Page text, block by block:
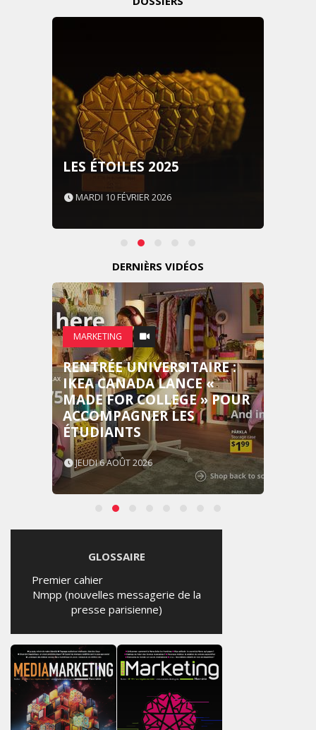
LES ÉTOILES 2025
MARDI 10 FÉVRIER 2026
DERNIÈRS VIDÉOS
MARKETING
RENTRÉE UNIVERSITAIRE :
IKEA CANADA LANCE «
MADE FOR COLLEGE » POUR
ACCOMPAGNER LES
ÉTUDIANTS
JEUDI 6 AOÛT 2026
GLOSSAIRE
Premier cahier
Nmpp (nouvelles messagerie de la
presse parisienne)